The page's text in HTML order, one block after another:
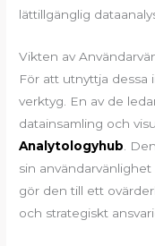
lättillgänglig
Vikten av
För att utnyttja dessa
verktyg. En av de
datainsamling och
Analytologyhub .
sin
gör den till ett
och strategiskt